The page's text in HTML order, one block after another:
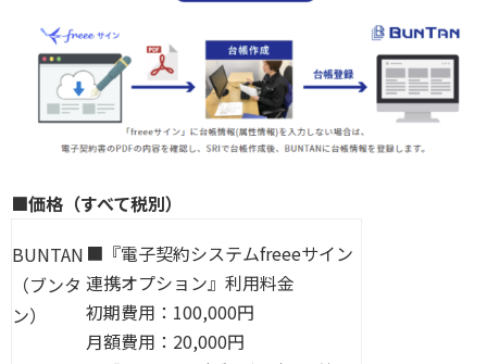
■価格（すべて税別）
BUNTAN
（ブンタ
ン）
■『電子契約システムfreeeサイン
連携オプション』利用料金
初期費用：100,000円
月額費用：20,000円